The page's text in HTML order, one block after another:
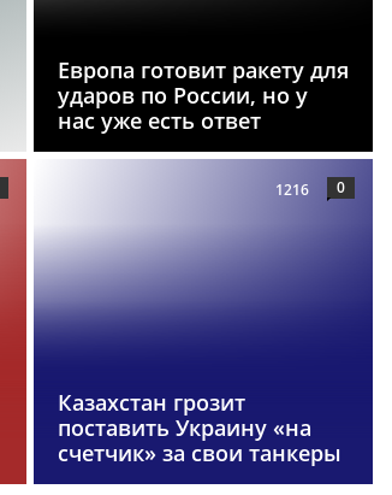
Европа готовит ракету для
ударов по России, но у
нас уже есть ответ
Казахстан грозит
поставить Украину «на
счетчик» за свои танкеры
1216 0